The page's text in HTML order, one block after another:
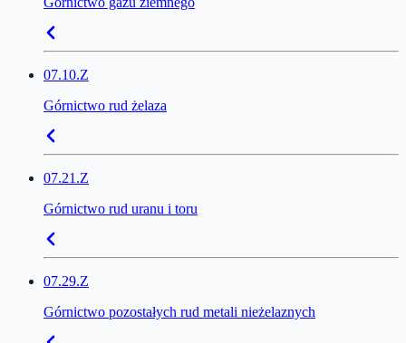
07.10.Z
Górnictwo rud żelaza
07.21.Z
Górnictwo rud uranu i toru
07.29.Z
Górnictwo pozostałych rud metali nieżelaznych